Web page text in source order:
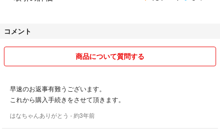
コメント
商品について質問する
早速のお返事有難うございます。
これから購入手続きをさせて頂きます。
はなちゃんありがとう - 約3年前